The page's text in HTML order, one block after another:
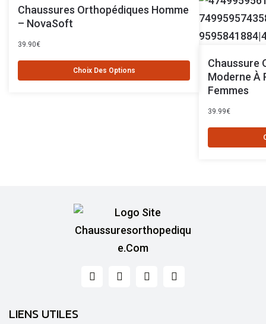
Chaussures Orthopédiques Homme
– NovaSoft
39.90€
Choix Des Options
Chaussure
Moderne À
Femmes
39.99€
LIENS UTILES